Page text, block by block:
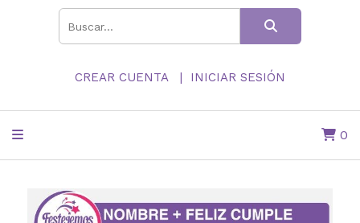
CREAR CUENTA INICIAR SESIÓN
0